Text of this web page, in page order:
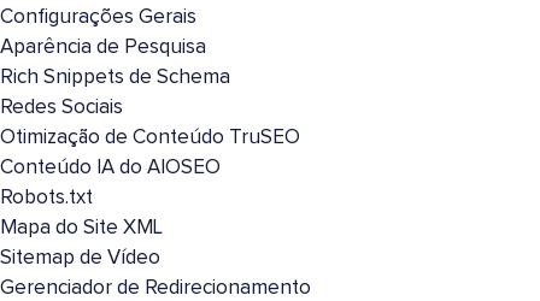
Configurações Gerais
Aparência de Pesquisa
Rich Snippets de Schema
Redes Sociais
Otimização de Conteúdo TruSEO
Conteúdo IA do AIOSEO
Robots.txt
Mapa do Site XML
Sitemap de Vídeo
Gerenciador de Redirecionamento